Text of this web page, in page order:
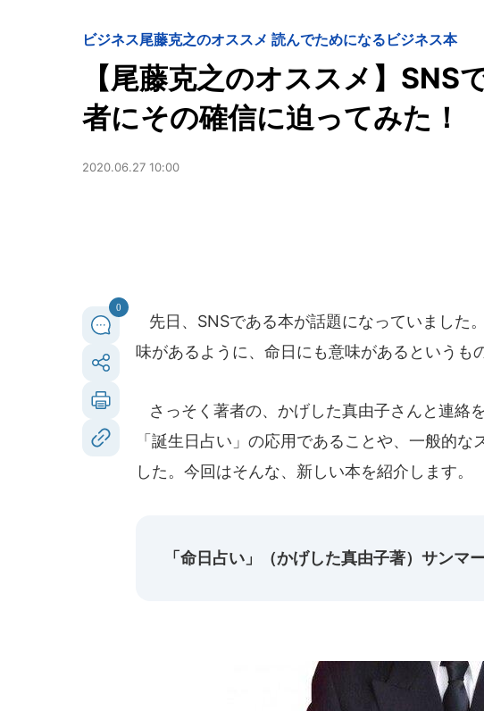
ビジネス尾藤克之のオススメ 読んでためになるビジネス本
【尾藤克之のオススメ】
者にその確信に迫ってみた！
2020.06.27 10:00
0
先日、SNSである本が話題になっていました
味があるように、命日にも意味があるというも
さっそく著者の、かげした真由子さんと連絡
「誕生日占い」の応用であることや、一般的
した。今回はそんな、新しい本を紹介します。
「命日占い」（かげした真由子著）サンマ